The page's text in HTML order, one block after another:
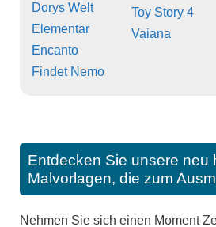
Dorys Welt
Elementar
Encanto
Findet Nemo
Toy Story 4
Vaiana
Entdecken Sie unsere neu
Malvorlagen, die zum
Nehmen Sie sich einen Moment